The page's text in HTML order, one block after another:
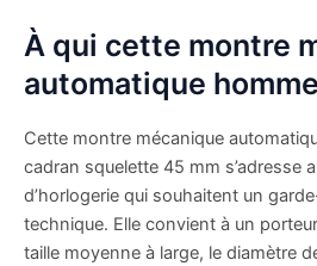
À qui cette montre
automatique
Cette montre mécanique
cadran squelette 45 mm s’adresse
d’horlogerie qui souhaitent un
technique. Elle convient à un
taille moyenne à large, le diamètre